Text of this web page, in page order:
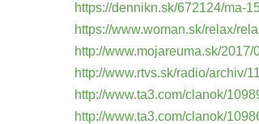
https://dennikn.sk/672124/ma-
https://www.woman.sk/relax/
http://www.mojareuma.sk/
http://www.rtvs.sk/radio/archiv/
http://www.ta3.com/clanok/
http://www.ta3.com/clanok/